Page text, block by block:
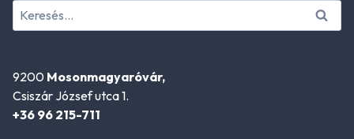
Keresés:
9200 Mosonmagyaróvár,
Csiszár József utca 1.
+36 96 215-711